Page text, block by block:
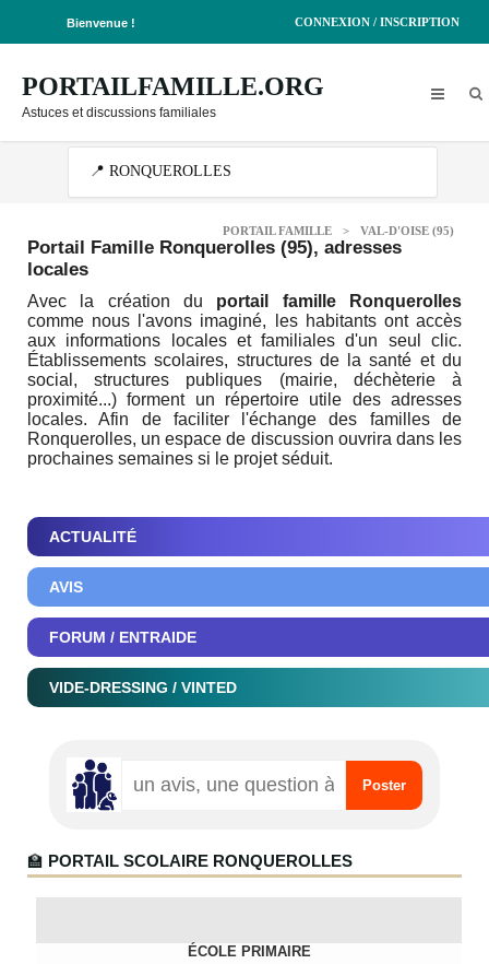
Bienvenue ! CONNEXION / INSCRIPTION
PORTAILFAMILLE.ORG
Astuces et discussions familiales
PORTAIL FAMILLE > VAL-D'OISE (95)
Portail Famille Ronquerolles (95), adresses
locales
Avec la création du portail famille Ronquerolles
comme nous l'avons imaginé, les habitants ont accès
aux informations locales et familiales d'un seul clic.
Établissements scolaires, structures de la santé et du
social, structures publiques (mairie, déchèterie à
proximité...) forment un répertoire utile des adresses
locales. Afin de faciliter l'échange des familles de
Ronquerolles, un espace de discussion ouvrira dans les
prochaines semaines si le projet séduit.
ACTUALITÉ
AVIS
FORUM / ENTRAIDE
VIDE-DRESSING / VINTED
🏫 PORTAIL SCOLAIRE RONQUEROLLES
ÉCOLE PRIMAIRE